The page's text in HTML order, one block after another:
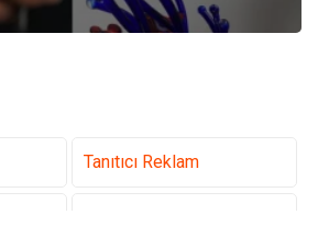
Tanıtıcı Reklam